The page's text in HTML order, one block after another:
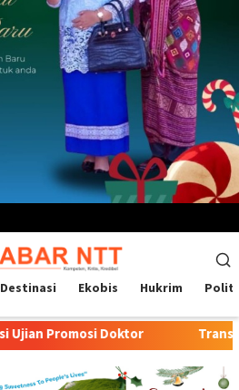
Destinasi Ekobis Hukrim
Transformasi Peternakan